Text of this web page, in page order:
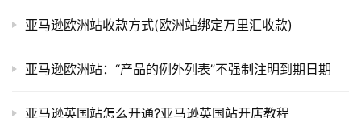
亚马逊欧洲站收款方式(欧洲站绑定万里汇收款)
亚马逊欧洲站：“产品的例外列表”不强制注明到期日期
亚马逊英国站怎么开通?亚马逊英国站开店教程